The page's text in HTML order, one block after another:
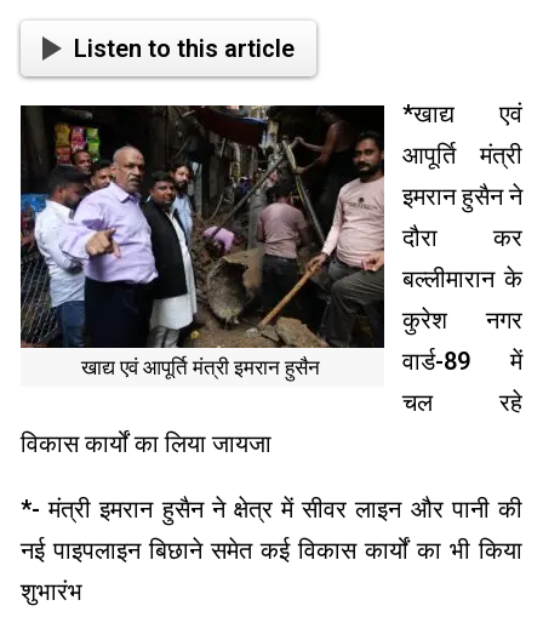
Listen to this article
खाद्य एवं आपूर्ति मंत्री इमरान हुसैन
*खाद्य एवं
आपूर्ति मंत्री
इमरान हुसैन ने
दौरा कर
बल्लीमारान के
कुरेश नगर
वार्ड-89 में
चल रहे
विकास कार्यों का लिया जायजा
*- मंत्री इमरान हुसैन ने क्षेत्र में सीवर लाइन और पानी की
नई पाइपलाइन बिछाने समेत कई विकास कार्यों का भी किया
शुभारंभ